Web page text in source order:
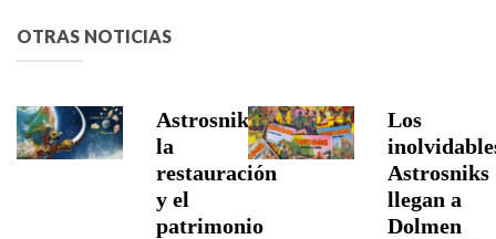
OTRAS NOTICIAS
Astrosniks,
la
restauración
y el
patrimonio
Los
Astrosniks
llegan a
Dolmen